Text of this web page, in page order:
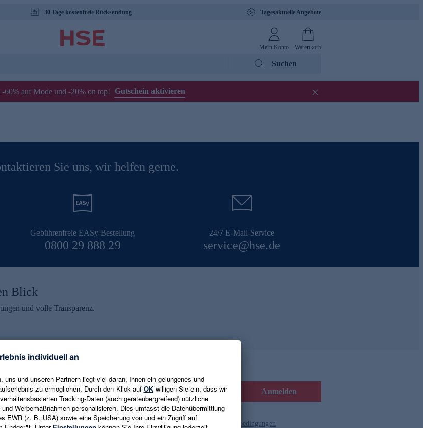
30 Tage kostenfreie Rücksendung Tagesaktuelle Angebote
Mein Konto Warenkorb
Suchen
-60% auf Mode und -20% on top! Gutschein aktivieren
Sie uns, wir helfen gerne.
Gebührenfreie EASy-Bestellung
0800 29 888 29
24/7 E-Mail-Service
service@hse.de
Blick
und volle Transparenz.
Trends,
ist jederzeit in
E-Mail-Adresse eingeben Anmelden
Es gelten die Datenschutzrichtlinien und die Gutscheinbedingungen